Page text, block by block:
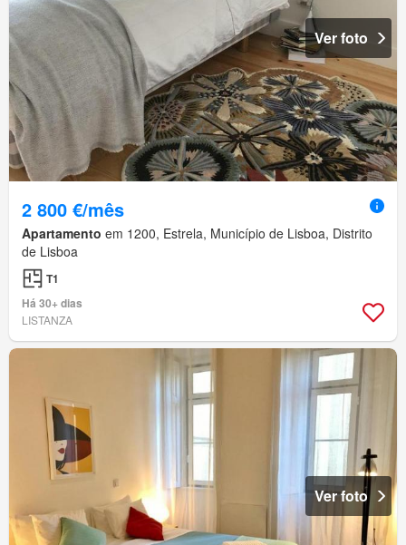
Ver foto
2 800 €/mês
Apartamento em 1200, Estrela, Município de Lisboa, Distrito
de Lisboa
T1
Há 30+ dias
LISTANZA
Ver foto